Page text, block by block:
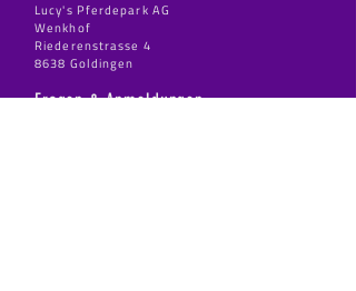
Lucy's Pferdepark AG
Wenkhof
Riederenstrasse 4
8638 Goldingen
Fragen & Anmeldungen